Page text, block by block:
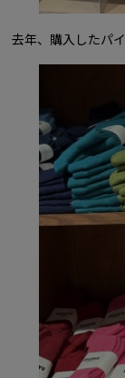
去年、購入したパ